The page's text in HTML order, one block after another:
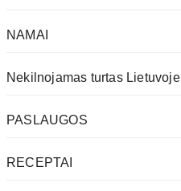
NAMAI
Nekilnojamas turtas Lietuvoje
PASLAUGOS
RECEPTAI